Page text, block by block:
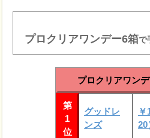
プロクリアワンデー6箱で
プロクリアワン
第
1
位
グッドレ
ンズ
￥
20